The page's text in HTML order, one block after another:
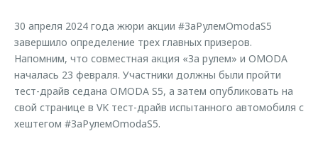
Оригинальные аксессуары
Запчасти
Трейд-ин
Калькулятор трейд-ин
Приложение O&J
Аксессуары
Одежда и сувениры
Оригинальные аксессуары
Запчасти
30 апреля 2024 года жюри акции #ЗаРулемOmodaS5
завершило определение трех главных призеров.
Напомним, что совместная акция «За рулем» и OMODA
началась 23 февраля. Участники должны были пройти
тест-драйв седана OMODA S5, а затем опубликовать на
свой странице в VK тест-драйв испытанного автомобиля с
хештегом #ЗаРулемOmodaS5.